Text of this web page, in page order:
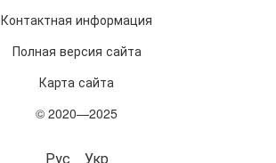
Контактная информация
Полная версия сайта
Карта сайта
© 2020—2025
Рус Укр